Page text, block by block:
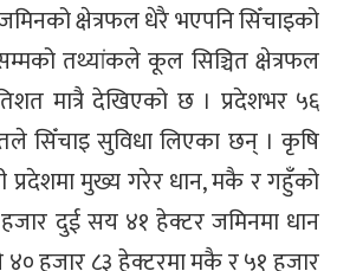
क्षेत्रफल धेरै भएपनि सिँचाइको
तथ्यांकले कूल सिञ्चित क्षेत्रफल
मात्रै देखिएको छ । प्रदेशभर ५६
सिँचाइ सुविधा लिएका छन् । कृषि
प्रदेशमा मुख्य गरेर धान, मकै र गहुँको
दुई सय ४१ हेक्टर जमिनमा धान
हजार ८३ हेक्टरमा मकै र ५१ हजार